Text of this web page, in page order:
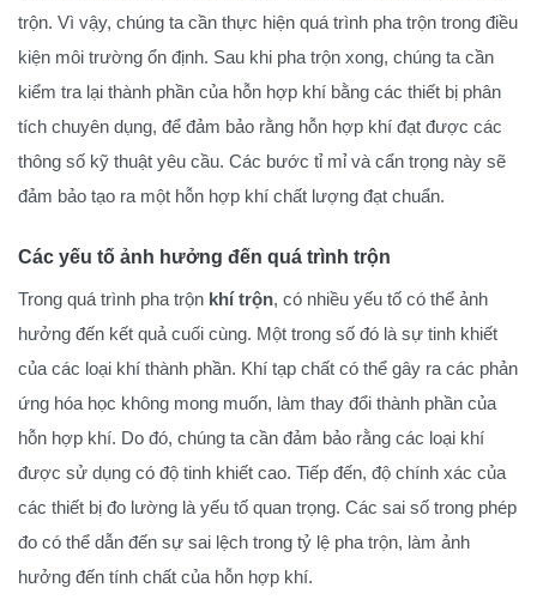
trộn. Vì vậy, chúng ta cần thực hiện quá trình pha trộn trong điều
kiện môi trường ổn định. Sau khi pha trộn xong, chúng ta cần
kiểm tra lại thành phần của hỗn hợp khí bằng các thiết bị phân
tích chuyên dụng, để đảm bảo rằng hỗn hợp khí đạt được các
thông số kỹ thuật yêu cầu. Các bước tỉ mỉ và cẩn trọng này sẽ
đảm bảo tạo ra một hỗn hợp khí chất lượng đạt chuẩn.
Các yếu tố ảnh hưởng đến quá trình trộn
Trong quá trình pha trộn khí trộn, có nhiều yếu tố có thể ảnh
hưởng đến kết quả cuối cùng. Một trong số đó là sự tinh khiết
của các loại khí thành phần. Khí tạp chất có thể gây ra các phản
ứng hóa học không mong muốn, làm thay đổi thành phần của
hỗn hợp khí. Do đó, chúng ta cần đảm bảo rằng các loại khí
được sử dụng có độ tinh khiết cao. Tiếp đến, độ chính xác của
các thiết bị đo lường là yếu tố quan trọng. Các sai số trong phép
đo có thể dẫn đến sự sai lệch trong tỷ lệ pha trộn, làm ảnh
hưởng đến tính chất của hỗn hợp khí.